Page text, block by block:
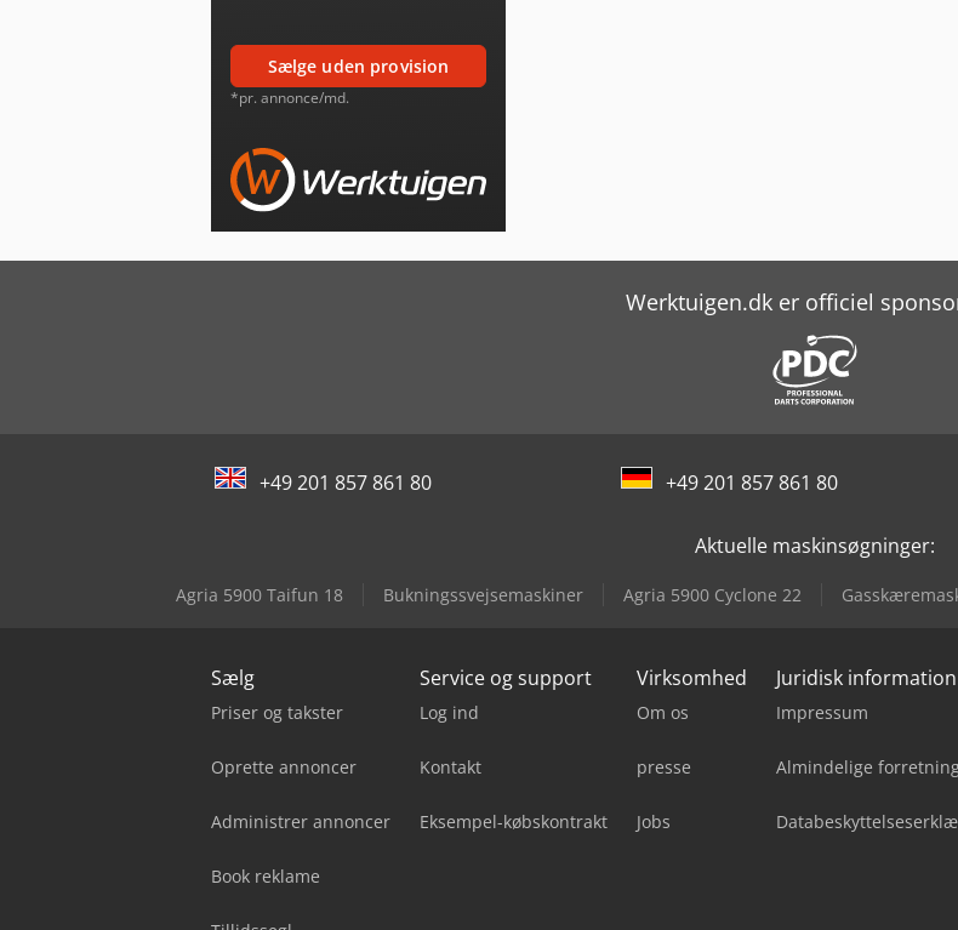
sælge uden provision
*pr. annonce/md.
Werktuigen.dk er officiel
+49 201 857 861 80 +49 201 857 861 80
Aktuelle maskinsøgninger:
Agria 5900 Taifun 18 Bukningssvejsemaskiner Agria 5900 Cyclone 22
Sælg
Priser og takster
Oprette annoncer
Administrer annoncer
Book reklame
Service og support
Log ind
Kontakt
Eksempel-købskontrakt
Virksomhed
Om os
presse
Jobs
Juridisk information
Impressum
Almindelige